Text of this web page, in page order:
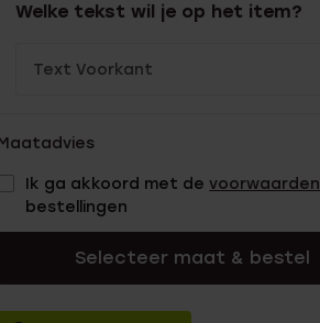
Welke tekst wil je op het item?
Ik ga akkoord met devoorwaarden
bestellingen
Selecteer maat & bestel